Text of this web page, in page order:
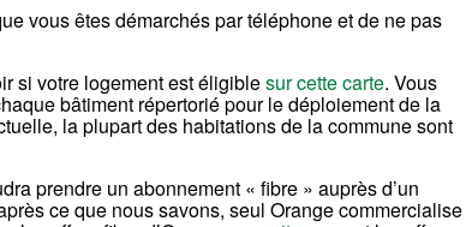
vous êtes démarchés par téléphone et de ne pas
si votre logement est éligiblesur cette carte. Vous
bâtiment répertorié pour le déploiement de la
la plupart des habitations de la commune sont
prendre un abonnement « fibre » auprès d’un
ce que nous savons, seul Orange commercialise